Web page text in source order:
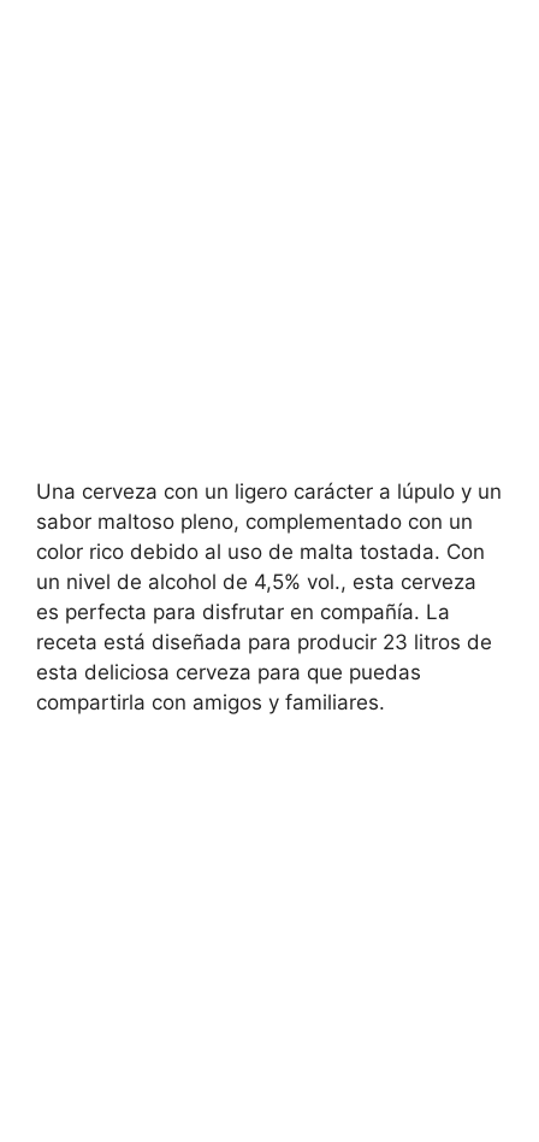
Una cerveza con un ligero carácter a lúpulo y un
sabor maltoso pleno, complementado con un
color rico debido al uso de malta tostada. Con
un nivel de alcohol de 4,5% vol., esta cerveza
es perfecta para disfrutar en compañía. La
receta está diseñada para producir 23 litros de
esta deliciosa cerveza para que puedas
compartirla con amigos y familiares.